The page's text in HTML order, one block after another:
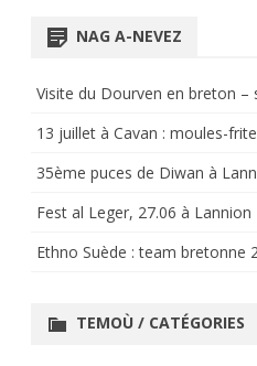
NAG A-NEVEZ
Visite du Dourven en breton –
13 juillet à Cavan : moules-
35ème puces de Diwan à
Fest al Leger, 27.06 à Lannion
Ethno Suède : team bretonne
TEMOÙ / CATÉGORIES